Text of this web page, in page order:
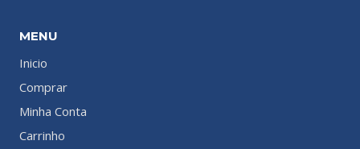
MENU
Inicio
Comprar
Minha Conta
Carrinho